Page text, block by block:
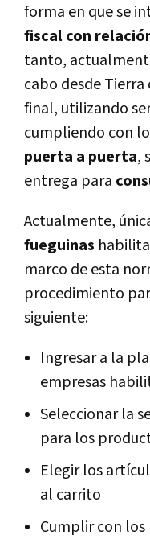
forma en que se
fiscal con
tanto,
cabo desde
final, utilizando
cumpliendo con
puerta a puerta,
entrega para
Actualmente,
fueguinas
marco de esta
procedimiento
siguiente:
Ingresar a la
empresas
Seleccionar la
para los
Elegir los
al carrito
Cumplir con los